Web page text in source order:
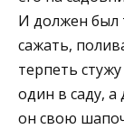
И должен был
сажать,
терпеть
один в саду,
он свою